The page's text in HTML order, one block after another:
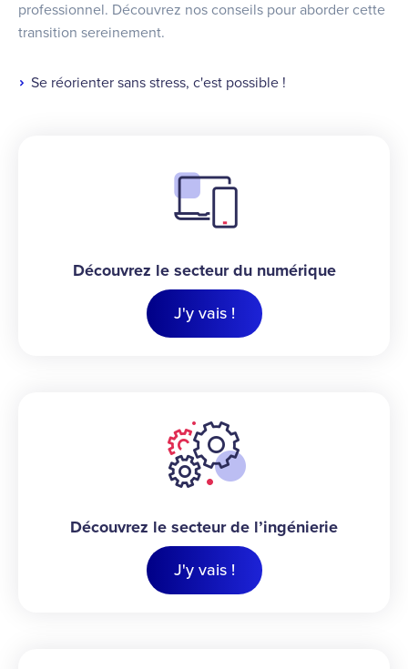
professionnel. Découvrez nos conseils pour aborder cette
transition sereinement.
Se réorienter sans stress, c'est possible !
Découvrez le secteur du numérique
J'y vais !
Découvrez le secteur de l’ingénierie
J'y vais !